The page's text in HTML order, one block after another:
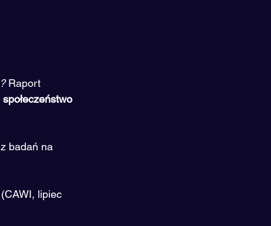
Raport
badań na
lipiec